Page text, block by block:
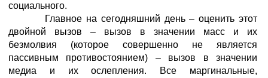
социального.
Главное на сегодняшний день – оценить этот
двойной вызов – вызов в значении масс и их
безмолвия (которое совершенно не является
пассивным противостоянием) – вызов в значении
медиа и их ослепления. Все маргинальные,